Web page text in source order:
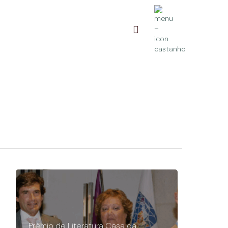
pesquisa
Prémio de Literatura Casa da